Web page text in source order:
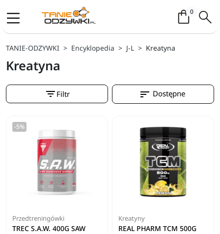
0Koszyk /
TANIE-ODZYWKI Encyklopedia J-L Kreatyna
Kreatyna
filter_list Filtr sort Dostępne
-5%
Przedtreningówki
TREC S.A.W. 400G SAW
Kreatyny
REAL PHARM TCM 500G